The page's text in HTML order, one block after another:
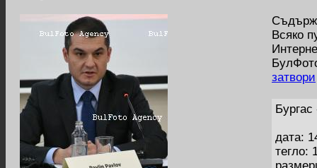
Всяко
затвори
дата:
тегло: